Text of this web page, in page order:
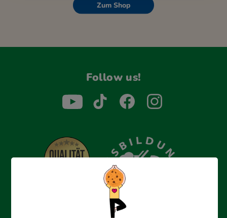
Zum Shop
Follow us!
Erfolgreich bewerben mit Ausbildungspark: Wir